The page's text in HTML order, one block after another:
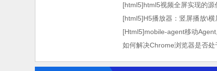
[html5]html5视频全屏实现的源
[html5]H5播放器：竖屏播放\
[Html5]mobile-agent移动
如何解决Chrome浏览器是否处